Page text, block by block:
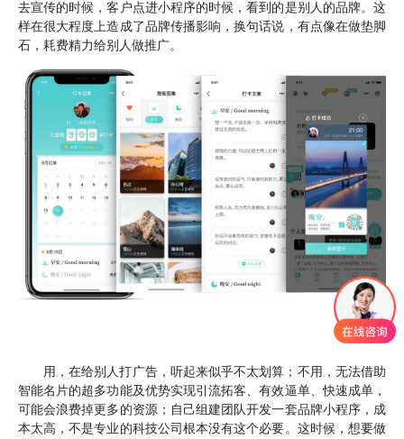
去宣传的时候，客户点进小程序的时候，看到的是别人的品牌。这
样在很大程度上造成了品牌传播影响，换句话说，有点像在做垫脚
石，耗费精力给别人做推广。
用，在给别人打广告，听起来似乎不太划算；不用，无法借助
智能名片的超多功能及优势实现引流拓客、有效逼单、快速成单，
可能会浪费掉更多的资源；自己组建团队开发一套品牌小程序，成
本太高，不是专业的科技公司根本没有这个必要。这时候，想要做